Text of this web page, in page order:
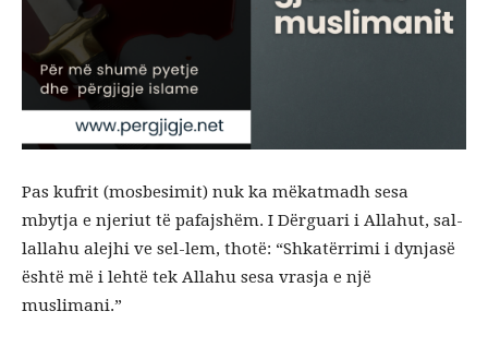
Pas kufrit (mosbesimit) nuk ka mëkatmadh sesa
mbytja e njeriut të pafajshëm. I Dërguari i Allahut, sal-
lallahu alejhi ve sel-lem, thotë: “Shkatërrimi i dynjasë
është më i lehtë tek Allahu sesa vrasja e një
muslimani.”